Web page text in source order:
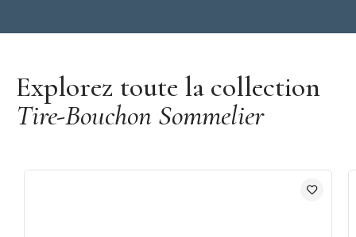
Explorez toute la collection
Tire-Bouchon Sommelier